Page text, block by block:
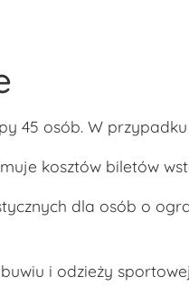
45 osób. W
kosztów biletów
dla osób o
i odzieży